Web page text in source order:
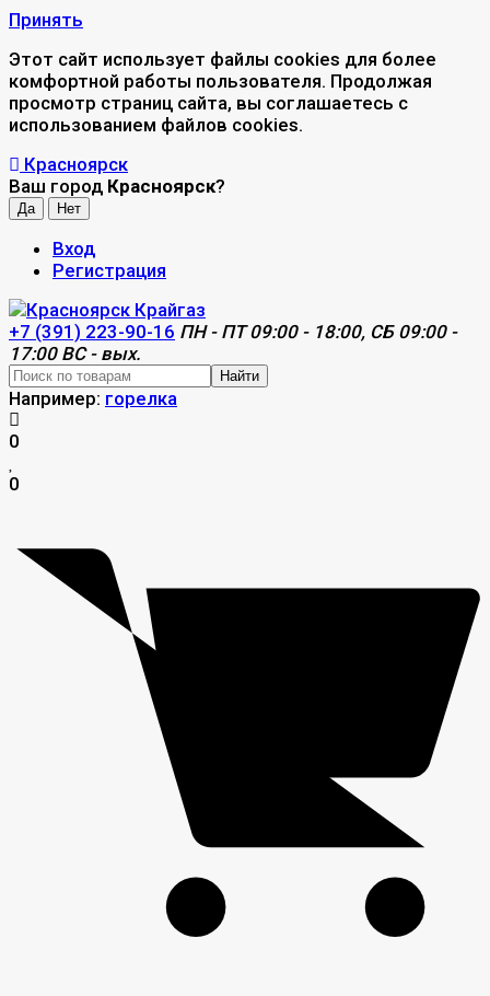
Принять
Этот сайт использует файлы cookies для более
комфортной работы пользователя. Продолжая
просмотр страниц сайта, вы соглашаетесь с
использованием файлов cookies.
Красноярск
Ваш город Красноярск?
Вход
Регистрация
+7 (391) 223-90-16 ПН - ПТ 09:00 - 18:00, СБ 09:00 -
17:00 ВС - вых.
Найти
Например: горелка
0
0